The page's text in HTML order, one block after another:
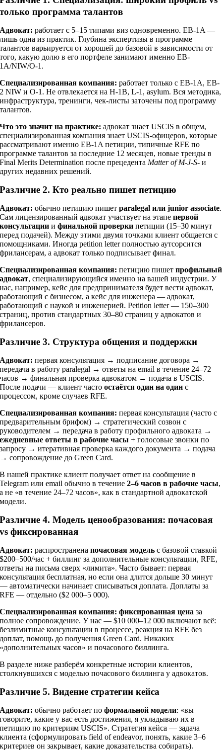
только программа талантов
Адвокат: работает с 5–15 типами виз одновременно. EB-1A —
лишь одна из практик. Глубина экспертизы в программе
талантов варьируется от хорошей до базовой в зависимости от
того, какую долю в его портфеле занимают именно EB-
1A/NIW/O-1.
Специализированная компания: работает только с EB-1A, EB-
2 NIW и O-1. Не отвлекается на H-1B, L-1, asylum. Вся методика,
инфраструктура, тренинги, чек-листы заточены под программу
талантов.
Что это значит на практике: адвокат знает USCIS в общем,
специализированная компания знает USCIS-офицеров, которые
рассматривают именно EB-1A петиции, типичные RFE по
программе талантов за последние 12 месяцев, новые тренды в
Final Merits Determination после прецедента Matter of M-J-S- и
других недавних решений.
Различие 2. Кто реально пишет петицию
Адвокат: обычно петицию пишетparalegal или junior associate.
Сам лицензированный адвокат участвует на этапепервой
консультации ифинальной проверки петиции (15–30 минут
перед подачей). Между этими двумя точками клиент общается с
помощниками. Иногда petition letter полностью аутсорсится
фрилансерам, а адвокат только подписывает финал.
Специализированная компания: петицию пишетпрофильный
адвокат, специализирующийся именно на вашей индустрии. У
нас, например, кейс для предпринимателя будет вести адвокат,
работающий с бизнесом, а кейс для инженера — адвокат,
работающий с наукой и инженерией. Petition letter — 150–300
страниц, против стандартных 30–80 страниц у адвокатов и
фрилансеров.
Различие 3. Структура общения и поддержки
Адвокат: первая консультация → подписание договора →
передача в работу paralegal → ответы на email в течение 24–72
часов → финальная проверка адвокатом → подача в USCIS.
После подачи — клиент частоостаётся один на один с
процессом, кроме случаев RFE.
Специализированная компания: первая консультация (часто с
предварительным брифом) → стратегический созвон с
руководителем → передача в работу профильного адвоката →
ежедневные ответы в рабочие часы + голосовые звонки по
запросу → итеративная проверка каждого документа → подача
→ сопровождение до Green Card.
В нашей практике клиент получает ответ на сообщение в
Telegram или email обычно в течение2–6 часов в рабочие часы,
а не «в течение 24–72 часов», как в стандартной адвокатской
модели.
Различие 4. Модель ценообразования: почасовая
vs фиксированная
Адвокат: распространенапочасовая модель с базовой ставкой
$200–500/час + биллинг за дополнительные консультации, RFE,
ответы на письма сверх «лимита». Часто бывает: первая
консультация бесплатная, но если она длится дольше 30 минут
— автоматически начинает списываться доплата. Доплаты за
RFE — отдельно ($2 000–5 000).
Специализированная компания: фиксированная цена за
полное сопровождение. У нас — $10 000–12 000 включают всё:
безлимитные консультации в процессе, реакция на RFE без
доплат, помощь до получения Green Card. Никаких
«дополнительных часов» и почасового биллинга.
В разделе ниже разберём конкретные истории клиентов,
столкнувшихся с моделью почасового биллинга у адвокатов.
Различие 5. Видение стратегии кейса
Адвокат: обычно работает поформальной модели: «вы
говорите, какие у вас есть достижения, я укладываю их в
петицию по критериям USCIS». Стратегия кейса — задача
клиента (сформулировать field of endeavor, понять, какие 3–6
критериев он закрывает, какие доказательства собирать).